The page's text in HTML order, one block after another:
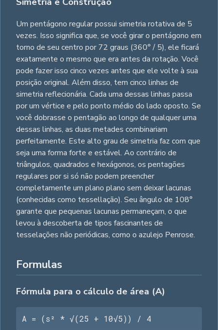
Um pentágono regular possui simetria rotativa de 5
vezes. Isso significa que, se você girar o pentágono em
torno de seu centro por 72 graus (360° / 5), ele ficará
exatamente o mesmo que era antes da rotação. Você
pode fazer isso cinco vezes antes que ele volte à sua
posição original. Além disso, tem cinco linhas de
simetria reflecionária. Cada uma dessas linhas passa
por um vértice e pelo ponto médio do lado oposto. Se
você dobrasse o pentagão ao longo de qualquer uma
dessas linhas, as duas metades combinariam
perfeitamente. Este alto grau de simetria faz com que
seja uma forma forte e estável. Ao contrário de
triângulos, quadrados e hexágonos, os pentagões
regulares por si só não podem preencher
completamente um plano plano sem deixar lacunas
(conhecidas como tessellação). Seu ângulo de 108°
garante que pequenas lacunas permaneçam, o que
levou à descoberta de tipos fascinantes de
tesselações não periódicas, como o azulejo Penrose.
Formulas
Fórmula para o cálculo de área (A)
A = (s² * √(25 + 10√5)) / 4